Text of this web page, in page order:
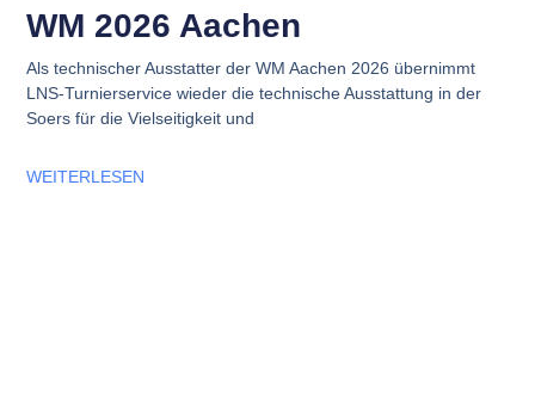
WM 2026 Aachen
Als technischer Ausstatter der WM Aachen 2026 übernimmt
LNS‑Turnierservice wieder die technische Ausstattung in der
Soers für die Vielseitigkeit und
WEITERLESEN